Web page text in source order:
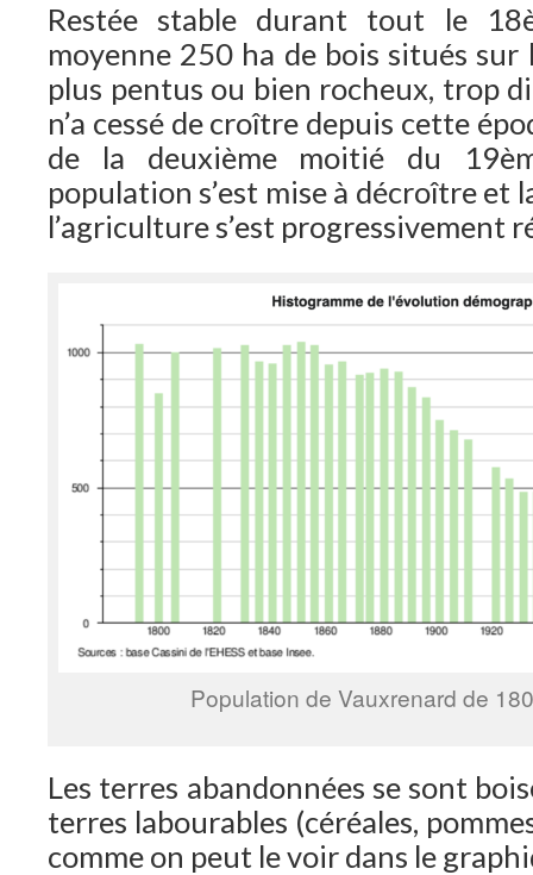
Restée stable durant tout le
moyenne 250 ha de bois situés sur
plus pentus ou bien rocheux, trop
n’a cessé de croître depuis cette
de la deuxième moitié du
population s’est mise à décroître et
l’agriculture s’est progressivement
Population de Vauxrenard de
Les terres abandonnées se sont
terres labourables (céréales,
comme on peut le voir dans le